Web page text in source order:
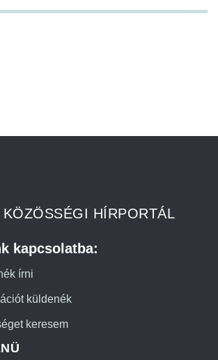
HÍRPORTÁL
kapcsolatba:
írni
küldenék
keresem